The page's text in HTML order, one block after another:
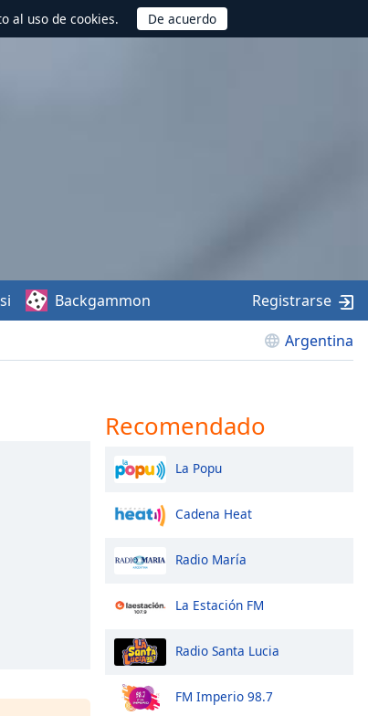
al uso de cookies.
Argentina
Backgammon Registrarse
Recomendado
La Popu
Cadena Heat
Radio María
La Estación FM
Radio Santa Lucia
FM Imperio 98.7